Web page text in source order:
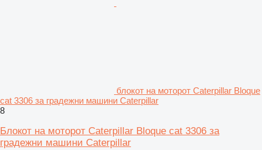
блокот на моторот Caterpillar Bloque
cat 3306 за градежни машини Caterpillar
8
Блокот на моторот Caterpillar Bloque cat 3306 за
градежни машини Caterpillar